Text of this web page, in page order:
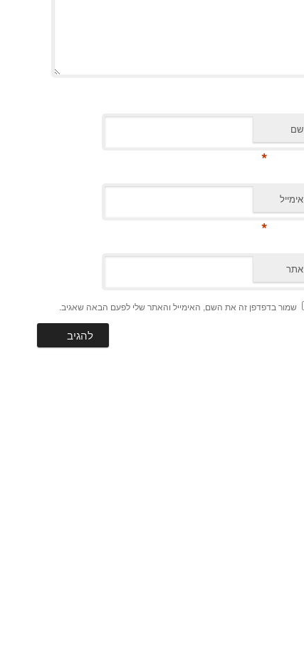
שם
*
אימייל
*
אתר
שמור בדפדפן זה את השם, האימייל והאתר שלי לפעם הבאה שאגיב.